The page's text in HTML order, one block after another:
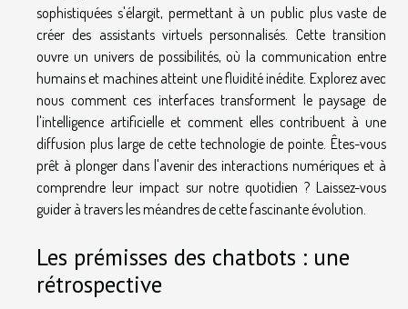
sophistiquées s'élargit, permettant à un public plus vaste de
créer des assistants virtuels personnalisés. Cette transition
ouvre un univers de possibilités, où la communication entre
humains et machines atteint une fluidité inédite. Explorez avec
nous comment ces interfaces transforment le paysage de
l'intelligence artificielle et comment elles contribuent à une
diffusion plus large de cette technologie de pointe. Êtes-vous
prêt à plonger dans l'avenir des interactions numériques et à
comprendre leur impact sur notre quotidien ? Laissez-vous
guider à travers les méandres de cette fascinante évolution.
Les prémisses des chatbots : une
rétrospective